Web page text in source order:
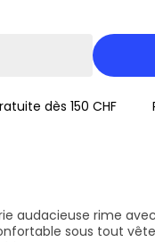
dès 150 CHF
audacieuse rime
sous tout